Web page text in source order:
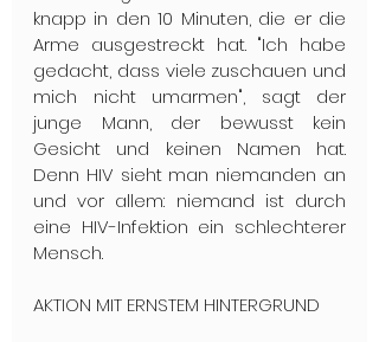
knapp in den 10 Minuten, die er die
Arme ausgestreckt hat. "Ich habe
gedacht, dass viele zuschauen und
mich nicht umarmen", sagt der
junge Mann, der bewusst kein
Gesicht und keinen Namen hat.
Denn HIV sieht man niemanden an
und vor allem: niemand ist durch
eine HIV-Infektion ein schlechterer
Mensch.
AKTION MIT ERNSTEM HINTERGRUND